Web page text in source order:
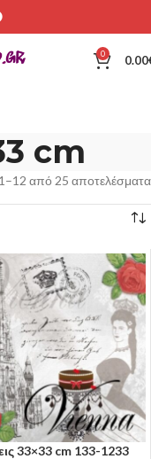
0 0.00
cm
από 25 αποτελέσματα
33×33 cm 133-1233